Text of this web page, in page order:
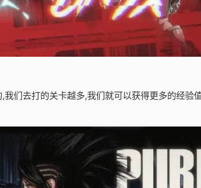
们去打的关卡越多,我们就可以获得更多的经